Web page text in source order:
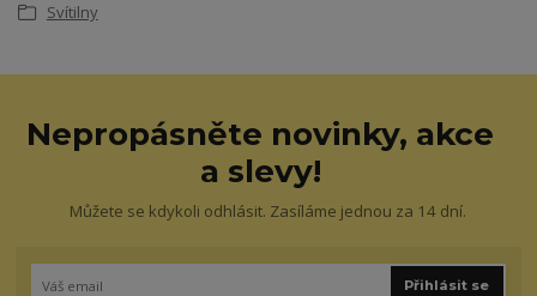
Svítilny
Nepropásněte novinky, akce
a slevy!
Můžete se kdykoli odhlásit. Zasíláme jednou za 14 dní.
Přihlásit se